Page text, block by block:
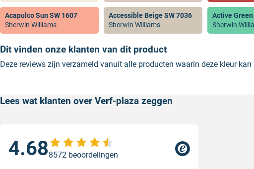
Acapulco Sun SW 1607
Sherwin Williams
Accessible Beige SW 7036
Sherwin Williams
Active Green
Sherwin
Dit vinden onze klanten van dit product
Deze reviews zijn verzameld vanuit alle producten waarin deze kleur
Lees wat klanten over Verf-plaza zeggen
4.688572 beoordelingen